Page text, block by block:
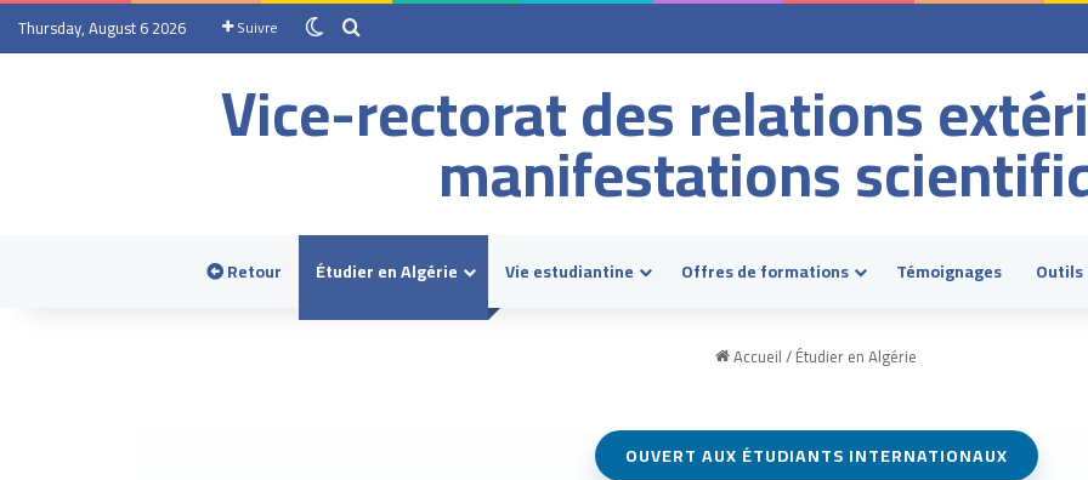
Thursday, August 6 2026 Suivre
Vice-rectorat des relations
manifestations
Retour Étudier en Algérie Vie estudiantine Offres de formations Témoignages
Accueil/Étudier en Algérie
OUVERT AUX ÉTUDIANTS INTERNATIONAUX